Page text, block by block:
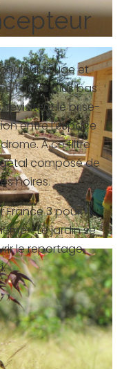
couleur rouge et
l’autre plus bas
revisitent le brise-
entre l’espace
À ce filtre
composé de
noires.
France 3 pour
« Le jardin se
le reportage,